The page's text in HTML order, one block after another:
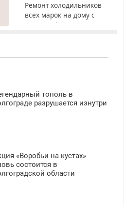
Ремонт холодильников
всех марок на дому с
гарантией. Замена
тополь в
разрушается изнутри
«Воробьи на кустах»
состоится в
области